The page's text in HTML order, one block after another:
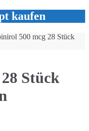
kaufen
500 mcg 28 Stück
Stück